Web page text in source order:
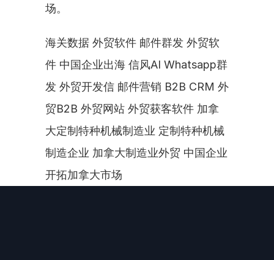
场。
海关数据 外贸软件 邮件群发 外贸软
件 中国企业出海 信风AI Whatsapp群
发 外贸开发信 邮件营销 B2B CRM 外
贸B2B 外贸网站 外贸获客软件 加拿
大定制特种机械制造业 定制特种机械
制造企业 加拿大制造业外贸 中国企业
开拓加拿大市场